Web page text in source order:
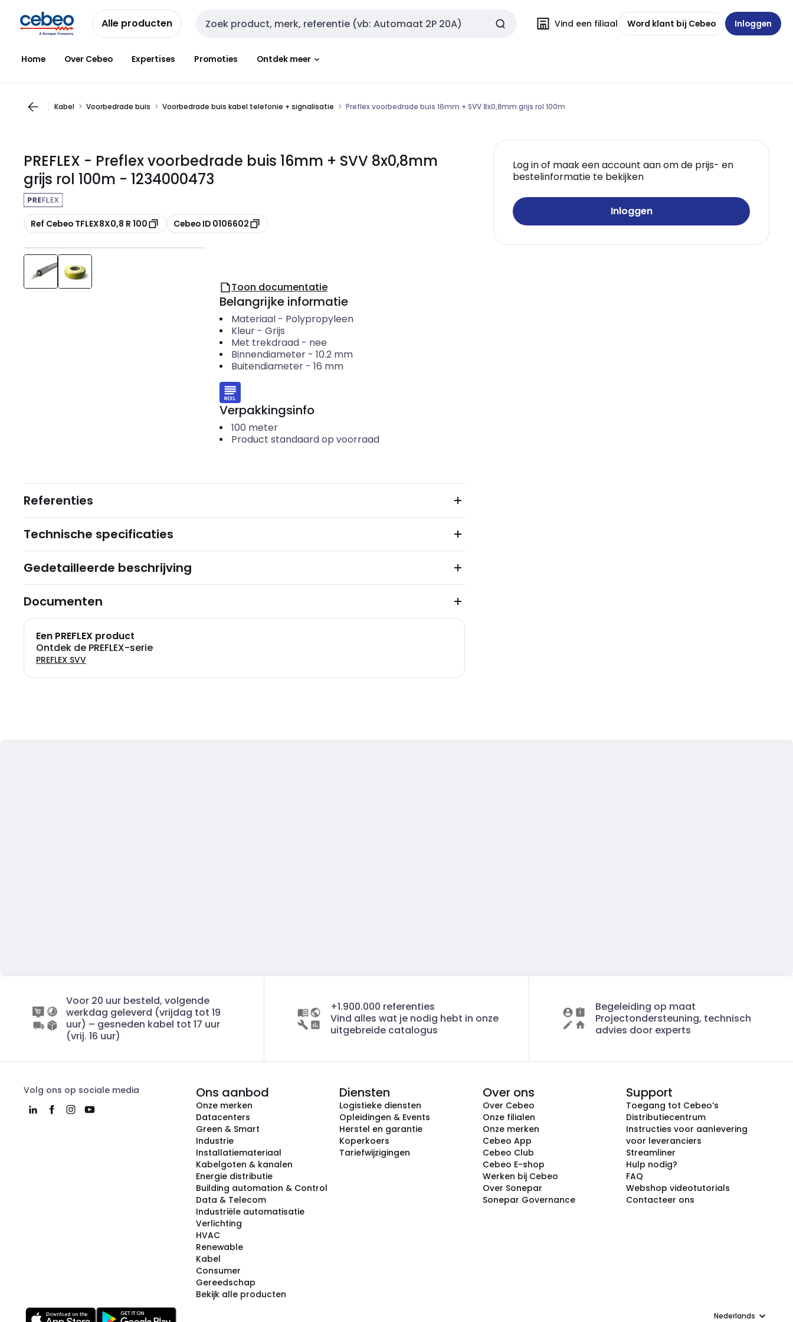
naar
navigatie
naar
inhoud
Alle producten Zoekveld invoer Vind een filiaal Word klant bij Cebeo Inloggen
Home Over Cebeo Expertises Promoties Ontdek meer
Kabel Voorbedrade buis Voorbedrade buis kabel telefonie + signalisatie Preflex voorbedrade buis 16mm + SVV 8x0,8mm grijs rol 100m
PREFLEX - Preflex voorbedrade buis 16mm + SVV 8x0,8mm
grijs rol 100m - 1234000473
Kopiëren
Ref Cebeo TFLEX8X0,8 R 100 Kopiëren
Cebeo ID 0106602
Log in of maak een account aan om de prijs- en
bestelinformatie te bekijken
Inloggen
Toon documentatie
Belangrijke informatie
Materiaal- Polypropyleen
Kleur- Grijs
Met trekdraad- nee
Binnendiameter- 10.2 mm
Buitendiameter- 16 mm
Verpakkingsinfo
100 meter
Product standaard op voorraad
Referenties
Technische specificaties
Gedetailleerde beschrijving
Documenten
Een PREFLEX product
Ontdek de PREFLEX-serie
PREFLEX SVV
Voor 20 uur besteld, volgende
werkdag geleverd (vrijdag tot 19
uur) – gesneden kabel tot 17 uur
(vrij. 16 uur)
+1.900.000 referenties
Vind alles wat je nodig hebt in onze
uitgebreide catalogus
Begeleiding op maat
Projectondersteuning, technisch
advies door experts
Volg ons op sociale media Ons aanbod
Onze merken
Datacenters
Green & Smart
Industrie
Installatiemateriaal
Kabelgoten & kanalen
Energie distributie
Building automation & Control
Data & Telecom
Industriële automatisatie
Verlichting
HVAC
Renewable
Kabel
Consumer
Gereedschap
Bekijk alle producten
Diensten
Logistieke diensten
Opleidingen & Events
Herstel en garantie
Koperkoers
Tariefwijzigingen
Over ons
Over Cebeo
Onze filialen
Onze merken
Cebeo App
Cebeo Club
Cebeo E-shop
Werken bij Cebeo
Over Sonepar
Sonepar Governance
Support
Toegang tot Cebeo’s
Distributiecentrum
Instructies voor aanlevering
voor leveranciers
Streamliner
Hulp nodig?
FAQ
Webshop videotutorials
Contacteer ons
Taal